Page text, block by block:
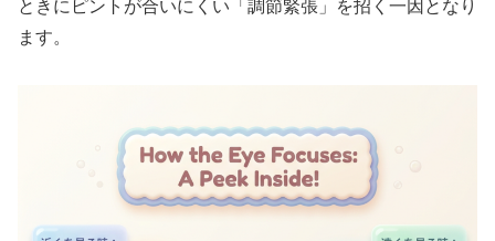
ときにピントが合いにくい「調節緊張」を招く一因となり
ます。